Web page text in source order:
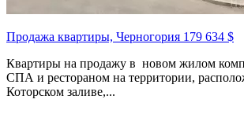
Продажа квартиры, Черногория 179 634 $
Квартиры на продажу в новом жилом
СПА и рестораном на территории,
Которском заливе,...